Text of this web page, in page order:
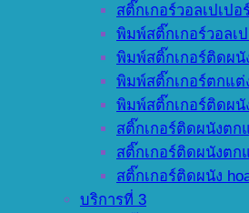
สติ๊กเกอร์วอลเปเปอ
พิมพ์สติ๊กเกอร์วอลเ
พิมพ์สติ๊กเกอร์ติดผนั
พิมพ์สติ๊กเกอร์ตกแต่
พิมพ์สติ๊กเกอร์ติดผนั
สติ๊กเกอร์ติดผนังตก
สติ๊กเกอร์ติดผนังตก
สติ๊กเกอร์ติดผนัง
บริการที่ 3